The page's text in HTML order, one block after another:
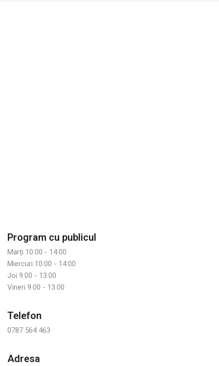
Program cu publicul
Marți 10:00 - 14:00
Miercuri 10:00 - 14:00
Joi 9:00 - 13:00
Vineri 9:00 - 13:00
Telefon
0787 564 463
Adresa